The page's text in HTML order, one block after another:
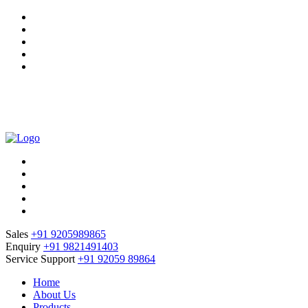
Sales +91 9205989865
Enquiry +91 9821491403
Service Support +91 92059 89864
Home
About Us